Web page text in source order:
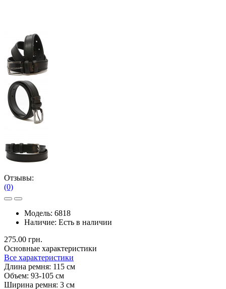
Отзывы:
(0)
Модель: 6818
Наличие: Есть в наличии
275.00 грн.
Основные характеристики
Все характеристики
Длина ремня: 115 см
Объем: 93-105 см
Ширина ремня: 3 см